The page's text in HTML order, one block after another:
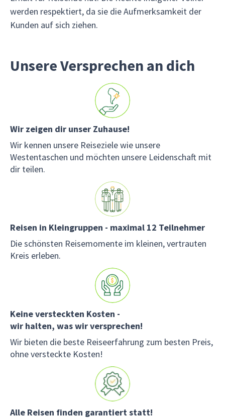
werden respektiert, da sie die Aufmerksamkeit der
Kunden auf sich ziehen.
Unsere Versprechen an dich
Wir zeigen dir unser Zuhause!
Wir kennen unsere Reiseziele wie unsere
Westentaschen und möchten unsere Leidenschaft mit
dir teilen.
Reisen in Kleingruppen - maximal 12 Teilnehmer
Die schönsten Reisemomente im kleinen, vertrauten
Kreis erleben.
Keine versteckten Kosten -
wir halten, was wir versprechen!
Wir bieten die beste Reiseerfahrung zum besten Preis,
ohne versteckte Kosten!
Alle Reisen finden garantiert statt!